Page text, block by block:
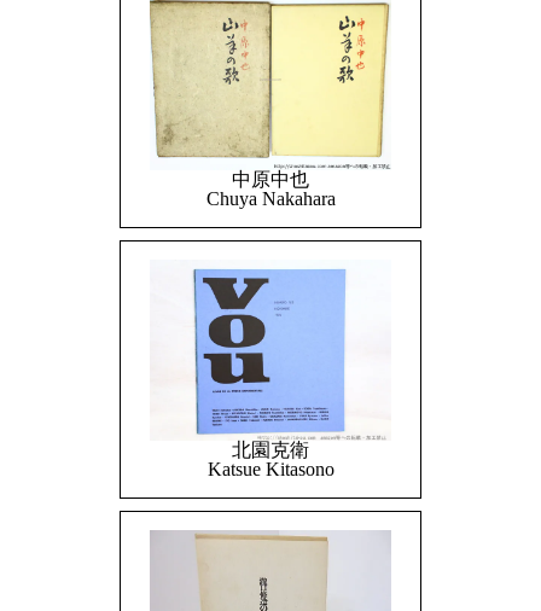
中原中也
Chuya Nakahara
北園克衛
Katsue Kitasono